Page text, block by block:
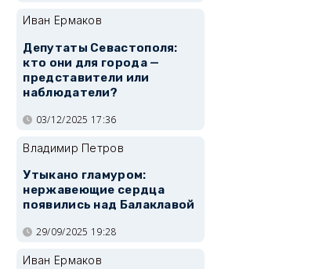
Иван Ермаков
Депутаты Севастополя:
кто они для города —
представители или
наблюдатели?
03/12/2025 17:36
Владимир Петров
Утыкано гламуром:
нержавеющие сердца
появились над Балаклавой
29/09/2025 19:28
Иван Ермаков